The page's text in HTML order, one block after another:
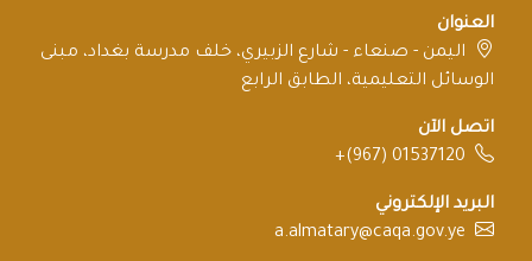
العنوان
اليمن - صنعاء - شارع الزبيري، خلف مدرسة بغداد، مبنى
الوسائل التعليمية، الطابق الرابع
اتصل الآن
+(967) 01537120
البريد الإلكتروني
a.almatary@caqa.gov.ye